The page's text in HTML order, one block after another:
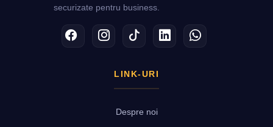
securizate pentru business.
FacebookInstagramTikTokLinkedInWhatsApp
LINK-URI
Despre noi